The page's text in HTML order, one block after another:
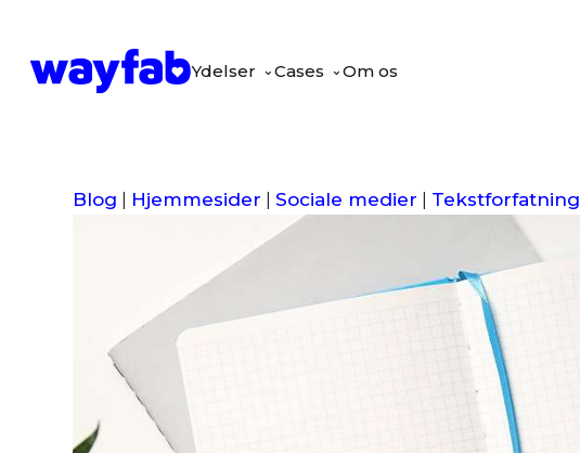
Ydelser Cases ⌄Om os
Blog Hjemmesider |Sociale medier Tekstforfatning